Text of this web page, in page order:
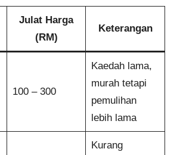
Julat Harga
(RM)
Keterangan
100 – 300
Kaedah lama,
murah tetapi
pemulihan
lebih lama
Kurang